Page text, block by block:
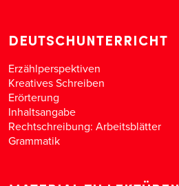
DEUTSCHUNTERRICHT
Erzählperspektiven
Kreatives Schreiben
Erörterung
Inhaltsangabe
Rechtschreibung: Arbeitsblätter
Grammatik